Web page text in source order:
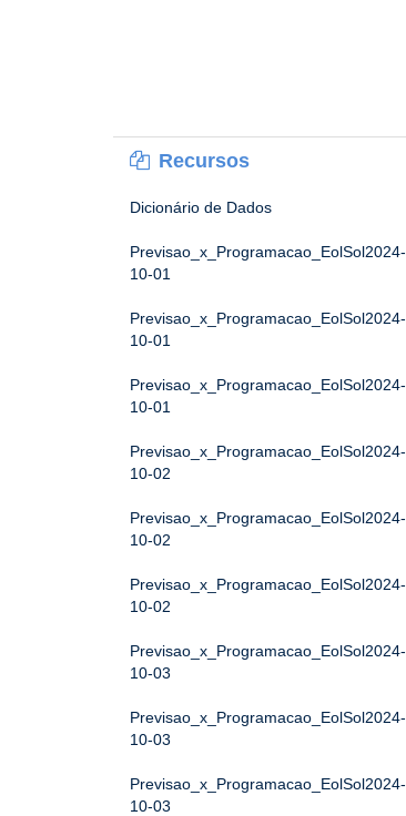
Recursos
Dicionário de Dados
Previsao_x_Programacao_EolSol2024-
10-01
Previsao_x_Programacao_EolSol2024-
10-01
Previsao_x_Programacao_EolSol2024-
10-01
Previsao_x_Programacao_EolSol2024-
10-02
Previsao_x_Programacao_EolSol2024-
10-02
Previsao_x_Programacao_EolSol2024-
10-02
Previsao_x_Programacao_EolSol2024-
10-03
Previsao_x_Programacao_EolSol2024-
10-03
Previsao_x_Programacao_EolSol2024-
10-03